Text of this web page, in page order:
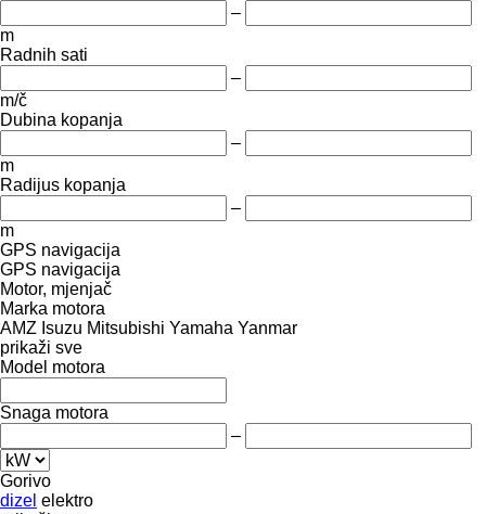
–
m
Radnih sati
–
m/č
Dubina kopanja
–
m
Radijus kopanja
–
m
GPS navigacija
GPS navigacija
Motor, mjenjač
Marka motora
AMZ Isuzu Mitsubishi Yamaha Yanmar
prikaži sve
Model motora
Snaga motora
–
Gorivo
dizel elektro